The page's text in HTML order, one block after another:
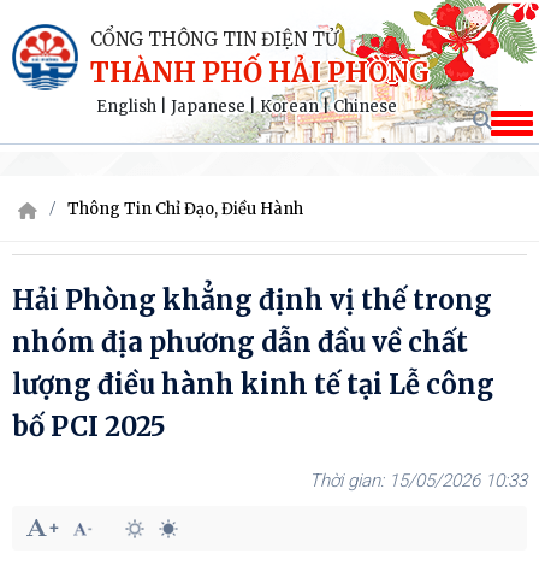
CỔNG THÔNG TIN ĐIỆN TỬ
THÀNH PHỐ HẢI PHÒNG
English Japanese|Korean|Chinese
Thông Tin Chỉ Đạo, Điều Hành
Hải Phòng khẳng định vị thế trong
nhóm địa phương dẫn đầu về chất
lượng điều hành kinh tế tại Lễ công
bố PCI 2025
15/05/2026 10:33